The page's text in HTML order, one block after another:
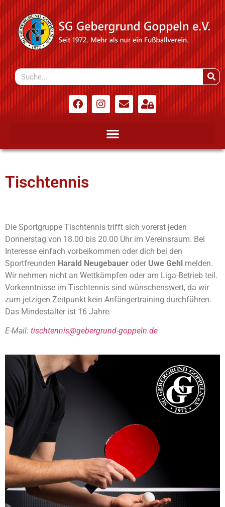
Tischtennis
Die Sportgruppe Tischtennis trifft sich vorerst jeden
Donnerstag von 18.00 bis 20.00 Uhr im Vereinsraum. Bei
Interesse einfach vorbeikommen oder dich bei den
Sportfreunden Harald Neugebauer oder Uwe Gehl melden.
Wir nehmen nicht an Wettkämpfen oder am Liga-Betrieb teil.
Vorkenntnisse im Tischtennis sind wünschenswert, da wir
zum jetzigen Zeitpunkt kein Anfängertraining durchführen.
Das Mindestalter ist 16 Jahre.
E-Mail: tischtennis@gebergrund-goppeln.de